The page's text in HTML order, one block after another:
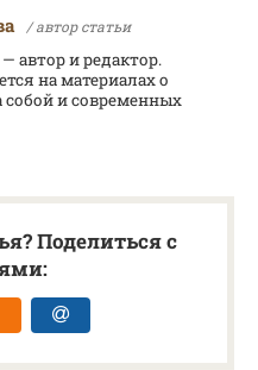
/ автор статьи
автор и редактор.
на материалах о
собой и современных
Поделиться с